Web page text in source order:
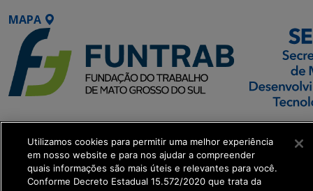
MAPA
SETDIG | Secretaria-
Executiva de
Transformação Digital
Utilizamos cookies para permitir uma melhor experiência
em nosso website e para nos ajudar a compreender
quais informações são mais úteis e relevantes para você.
Conforme Decreto Estadual 15.572/2020 que trata da